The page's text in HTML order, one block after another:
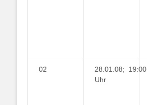
02
28.01.08; 19:00
Uhr